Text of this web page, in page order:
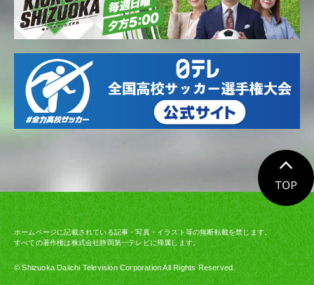
ホームページに記載されている記事・写真・イラスト等の無断転載を禁じます。
すべての著作権は株式会社静岡第一テレビに帰属します。
© Shizuoka Daiichi Television Corporation All Rights Reserved.